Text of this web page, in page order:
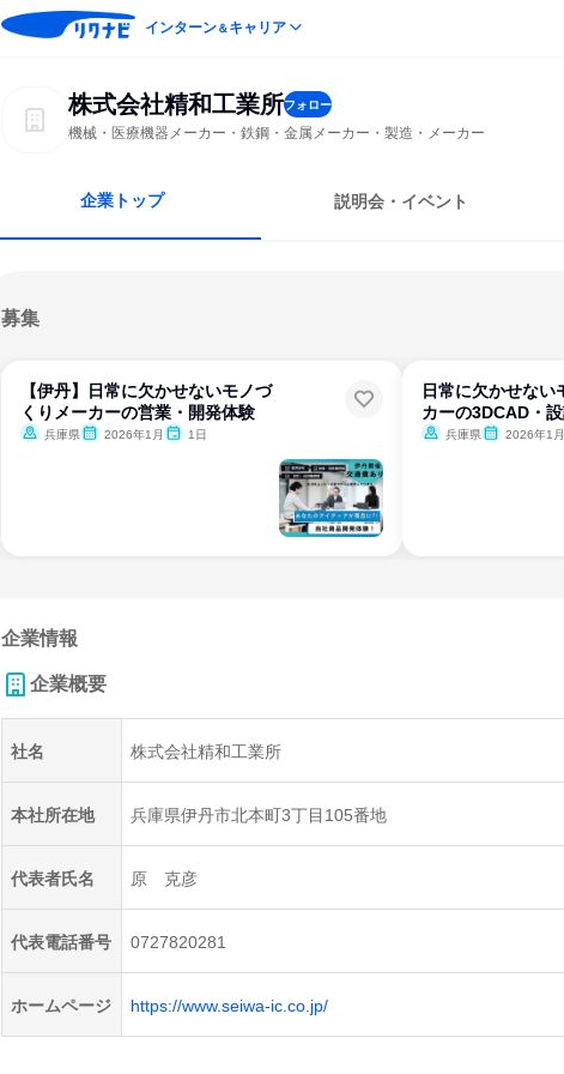
インターン＆キャリア
株式会社精和工業所フォロー
機械・医療機器メーカー・鉄鋼・金属メーカー・製造・メーカー
企業トップ 説明会・イベント
募集
【伊丹】日常に欠かせないモノづ
くりメーカーの営業・開発体験
兵庫県 2026年1月 1日
日常に欠かせない
カーの3DCAD・
兵庫県 2026年1月
企業情報
企業概要
社名 株式会社精和工業所
本社所在地 兵庫県伊丹市北本町3丁目105番地
代表者氏名 原 克彦
代表電話番号 0727820281
ホームページ https://www.seiwa-ic.co.jp/